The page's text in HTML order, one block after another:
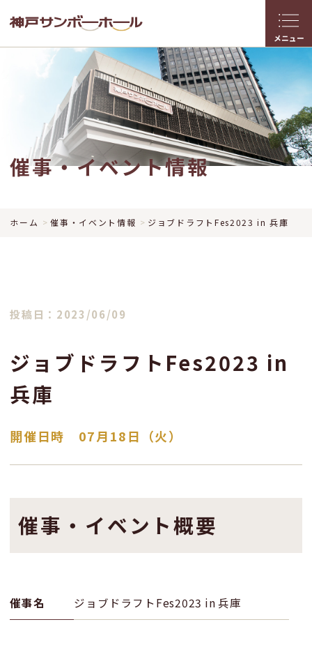
メニュー
催事・イベント情報
ホーム 催事・イベント情報 ジョブドラフトFes2023 in 兵庫
ジョブドラフトFes2023 in
兵庫
投稿日：2023/06/09
開催日時 07月18日（火）
催事・イベント概要
催事名 ジョブドラフトFes2023 in 兵庫